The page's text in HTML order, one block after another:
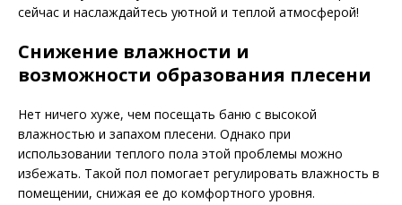
сейчас и наслаждайтесь уютной и теплой атмосферой!
Снижение влажности и
возможности образования плесени
Нет ничего хуже, чем посещать баню с высокой
влажностью и запахом плесени. Однако при
использовании теплого пола этой проблемы можно
избежать. Такой пол помогает регулировать влажность в
помещении, снижая ее до комфортного уровня.